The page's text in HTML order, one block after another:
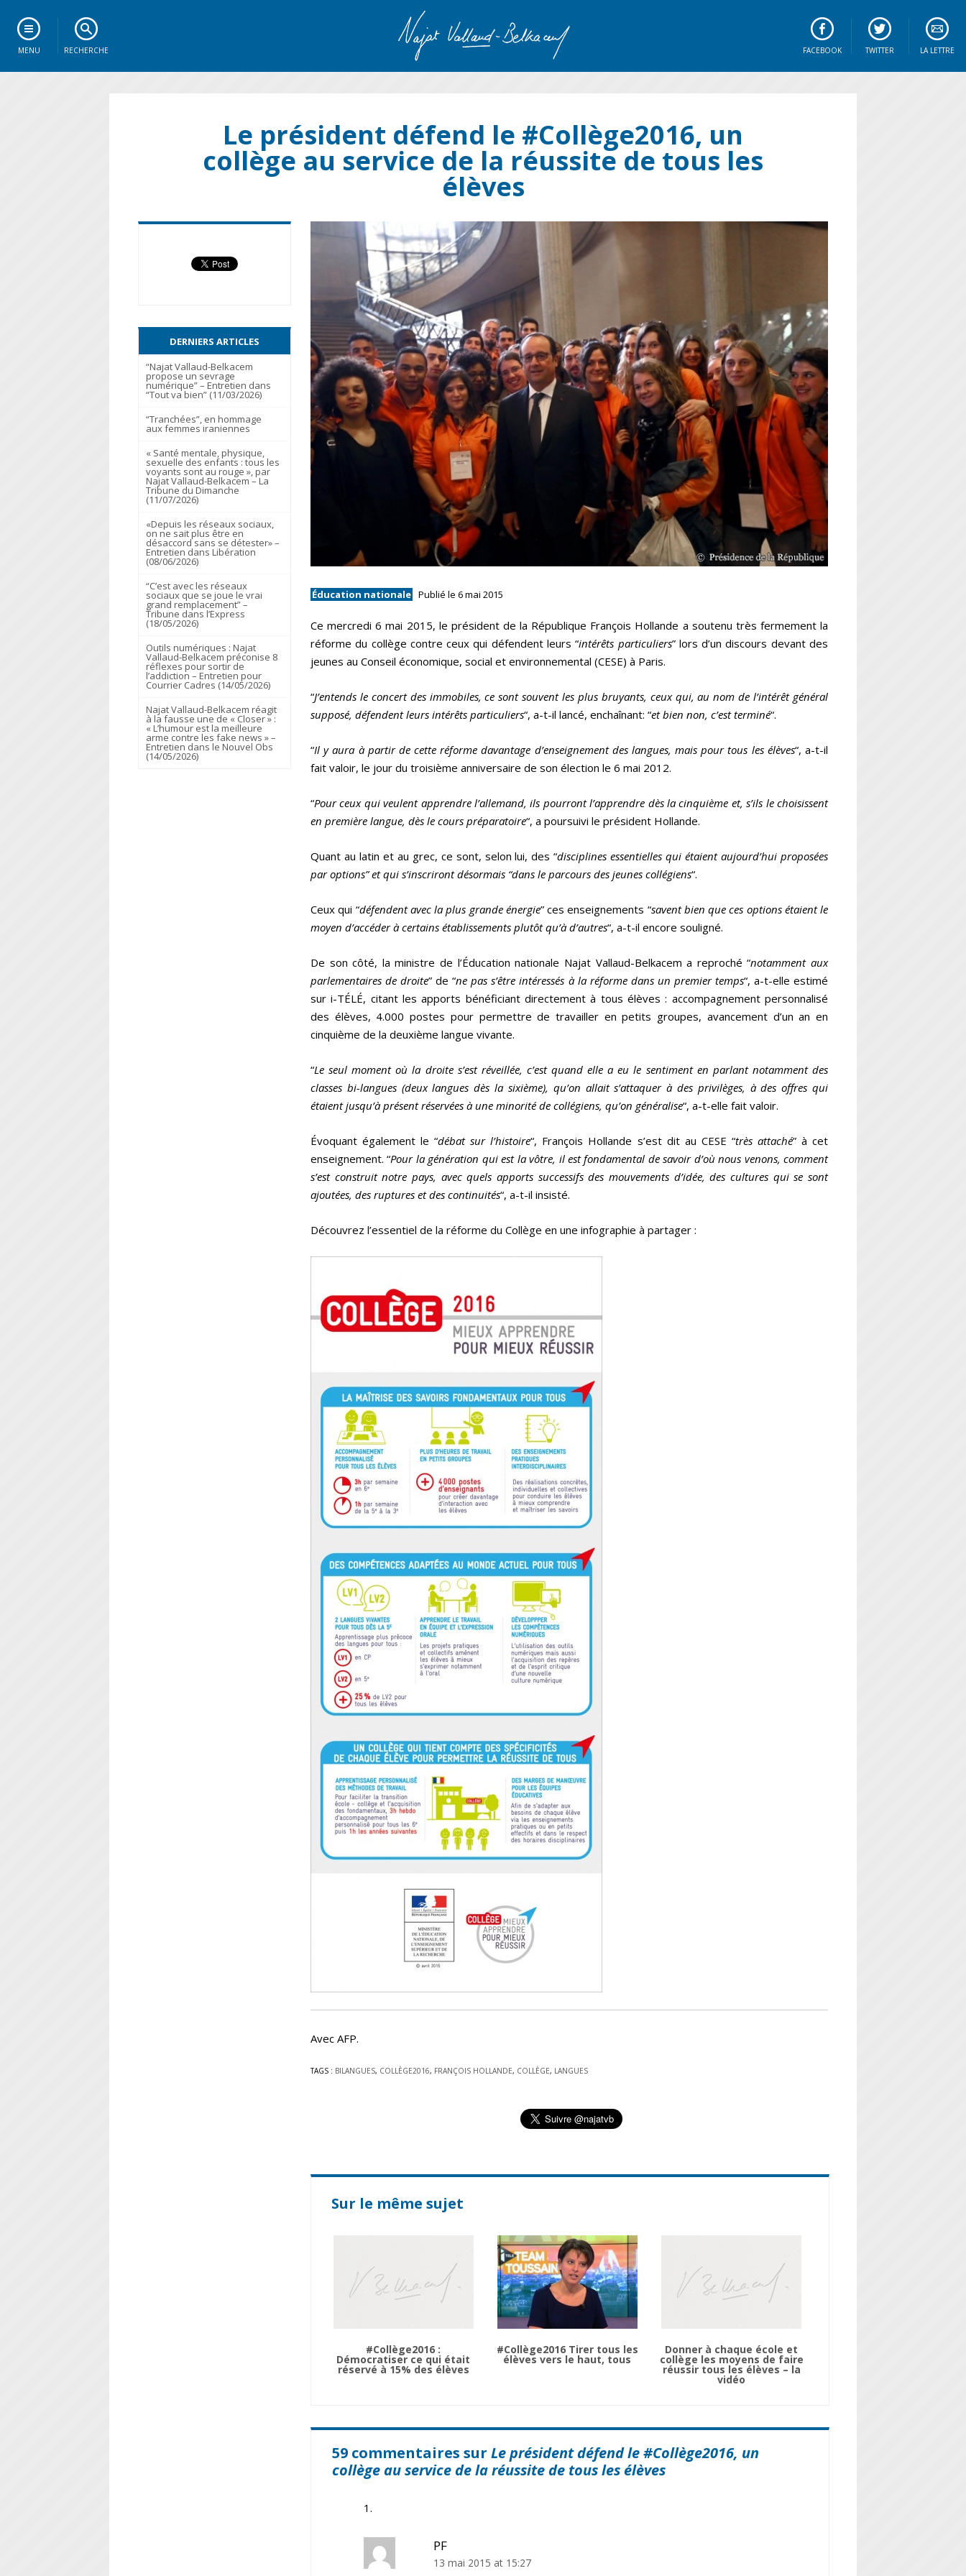
MENU RECHERCHE LA LETTRE
TWITTER
FACEBOOK
Le président défend le #Collège2016, un
collège au service de la réussite de tous les
élèves
Éducation nationale Publié le 6 mai 2015
Ce mercredi 6 mai 2015, le président de la République François Hollande a soutenu très fermement la
réforme du collège contre ceux qui défendent leurs “intérêts particuliers” lors d’un discours devant des
jeunes au Conseil économique, social et environnemental (CESE) à Paris.
“J’entends le concert des immobiles, ce sont souvent les plus bruyants, ceux qui, au nom de l’intérêt général
supposé, défendent leurs intérêts particuliers“, a-t-il lancé, enchaînant: “et bien non, c’est terminé“.
“Il y aura à partir de cette réforme davantage d’enseignement des langues, mais pour tous les élèves“, a-t-il
fait valoir, le jour du troisième anniversaire de son élection le 6 mai 2012.
“Pour ceux qui veulent apprendre l’allemand, ils pourront l’apprendre dès la cinquième et, s’ils le choisissent
en première langue, dès le cours préparatoire“, a poursuivi le président Hollande.
Quant au latin et au grec, ce sont, selon lui, des “disciplines essentielles qui étaient aujourd’hui proposées
par options” et qui s’inscriront désormais “dans le parcours des jeunes collégiens“.
Ceux qui “défendent avec la plus grande énergie” ces enseignements “savent bien que ces options étaient le
moyen d’accéder à certains établissements plutôt qu’à d’autres“, a-t-il encore souligné.
De son côté, la ministre de l’Éducation nationale Najat Vallaud-Belkacem a reproché “notamment aux
parlementaires de droite” de “ne pas s’être intéressés à la réforme dans un premier temps“, a-t-elle estimé
sur i-TÉLÉ, citant les apports bénéficiant directement à tous élèves : accompagnement personnalisé
des élèves, 4.000 postes pour permettre de travailler en petits groupes, avancement d’un an en
cinquième de la deuxième langue vivante.
“Le seul moment où la droite s’est réveillée, c’est quand elle a eu le sentiment en parlant notamment des
classes bi-langues (deux langues dès la sixième), qu’on allait s’attaquer à des privilèges, à des offres qui
étaient jusqu’à présent réservées à une minorité de collégiens, qu’on généralise“, a-t-elle fait valoir.
Évoquant également le “débat sur l’histoire“, François Hollande s’est dit au CESE “très attaché” à cet
enseignement. “Pour la génération qui est la vôtre, il est fondamental de savoir d’où nous venons, comment
s’est construit notre pays, avec quels apports successifs des mouvements d’idée, des cultures qui se sont
ajoutées, des ruptures et des continuités“, a-t-il insisté.
Découvrez l’essentiel de la réforme du Collège en une infographie à partager :
Avec AFP.
TAGS : BILANGUES, COLLÈGE2016, FRANÇOIS HOLLANDE, COLLÈGE, LANGUES
Sur le même sujet
#Collège2016 :
Démocratiser ce qui était
réservé à 15% des élèves
#Collège2016 Tirer tous les
élèves vers le haut, tous
Donner à chaque école et
collège les moyens de faire
réussir tous les élèves – la
vidéo
59 commentaires sur Le président défend le #Collège2016, un
collège au service de la réussite de tous les élèves
PF
13 mai 2015 at 15:27
DERNIERS ARTICLES
“Najat Vallaud-Belkacem
propose un sevrage
numérique” – Entretien dans
“Tout va bien” (11/03/2026)
“Tranchées”, en hommage
aux femmes iraniennes
« Santé mentale, physique,
sexuelle des enfants : tous les
voyants sont au rouge », par
Najat Vallaud-Belkacem – La
Tribune du Dimanche
(11/07/2026)
«Depuis les réseaux sociaux,
on ne sait plus être en
désaccord sans se détester» –
Entretien dans Libération
(08/06/2026)
“C’est avec les réseaux
sociaux que se joue le vrai
grand remplacement” –
Tribune dans l’Express
(18/05/2026)
Outils numériques : Najat
Vallaud-Belkacem préconise 8
réflexes pour sortir de
l’addiction – Entretien pour
Courrier Cadres (14/05/2026)
Najat Vallaud-Belkacem réagit
à la fausse une de « Closer » :
« L’humour est la meilleure
arme contre les fake news » –
Entretien dans le Nouvel Obs
(14/05/2026)